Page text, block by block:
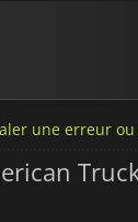
une erreur